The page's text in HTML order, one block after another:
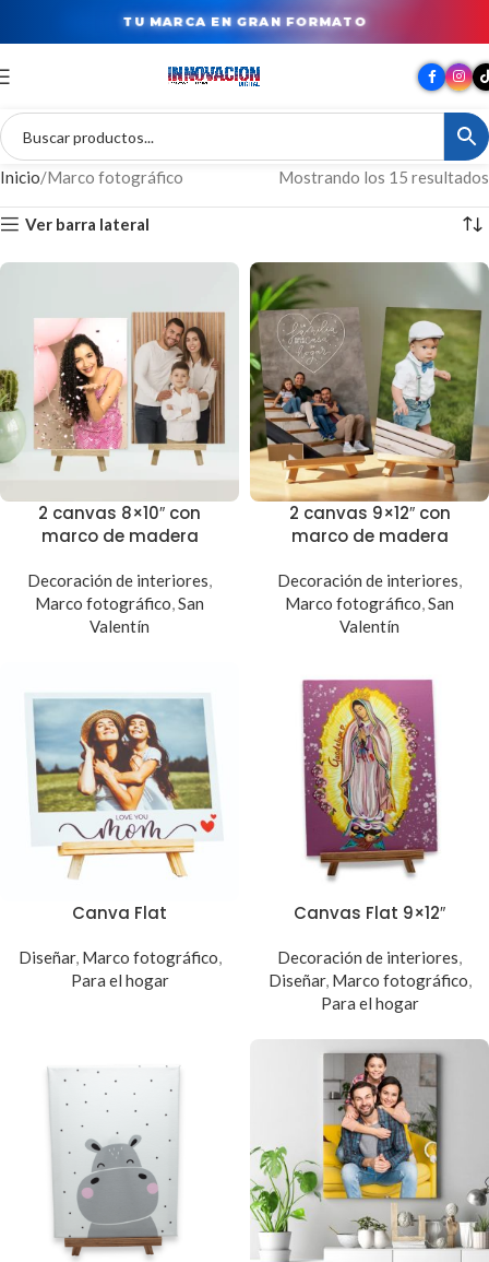
TU MARCA EN GRAN FORMATO
Inicio Marco fotográfico Mostrando los 15 resultados
Ver barra lateral
2 canvas 8×10″ con
marco de madera
Decoración de interiores,
Marco fotográfico,San
Valentín
2 canvas 9×12″ con
marco de madera
Decoración de interiores,
Marco fotográfico,San
Valentín
Canva Flat
Diseñar, Marco fotográfico,
Para el hogar
Canvas Flat 9×12″
Decoración de interiores,
Diseñar, Marco fotográfico,
Para el hogar